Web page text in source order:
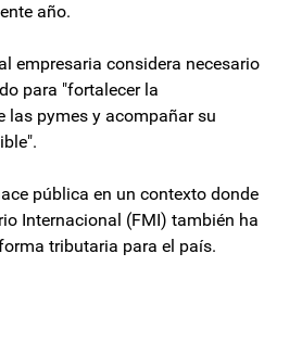
año.
empresaria considera necesario
para "fortalecer la
las pymes y acompañar su
pública en un contexto donde
Internacional (FMI) también ha
tributaria para el país.